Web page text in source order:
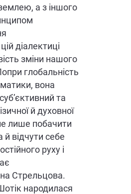
а з іншого
діалектиці
зміни нашого
глобальність
вона
та
й духовної
лише побачити
й відчути себе
руху і
Стрельцова.
народилася